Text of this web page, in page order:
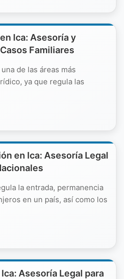
Ica: Asesoría y
Familiares
de las áreas más
ya que regula las
en Ica: Asesoría Legal
la entrada, permanencia
en un país, así como los
Asesoría Legal para